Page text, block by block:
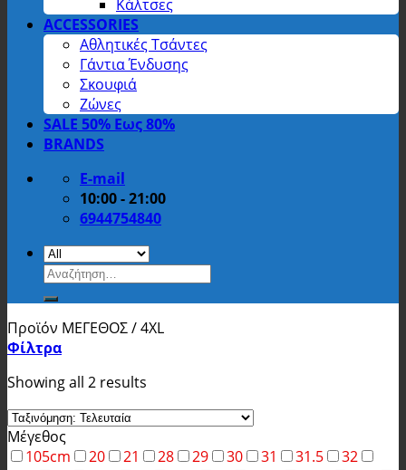
Κάλτσες
ACCESSORIES
Αθλητικές Τσάντες
Γάντια Ένδυσης
Σκουφιά
Ζώνες
SALE 50% Εως 80%
BRANDS
E-mail
10:00 - 21:00
6944754840
Αναζήτηση
για:
Προϊόν ΜΕΓΕΘΟΣ/4XL
Φίλτρα
Showing all 2 results
Μέγεθος
105cm
20 21 28 29 30 31 31.5
32